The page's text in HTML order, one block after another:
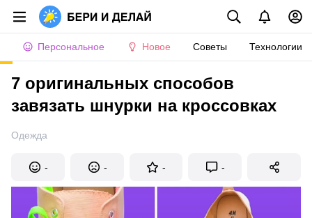
Персональное Новое Советы Технологии
7 оригинальных способов
завязать шнурки на кроссовках
Одежда
- - - -